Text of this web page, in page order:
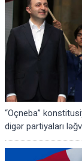
“Oçneba”
digər partiyaları